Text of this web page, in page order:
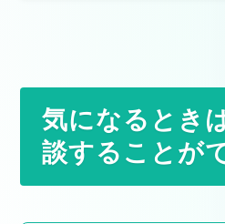
気になるとき
談することが